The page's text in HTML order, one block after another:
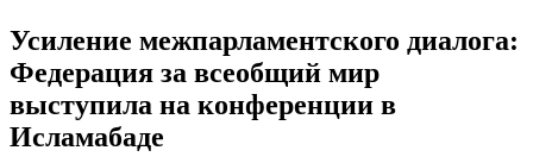
Усиление межпарламентского диалога:
Федерация за всеобщий мир
выступила на конференции в
Исламабаде